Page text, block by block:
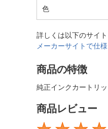
色
詳しくは以下のサイ
メーカーサイトで仕
商品の特徴
純正インクカートリ
商品レビュー